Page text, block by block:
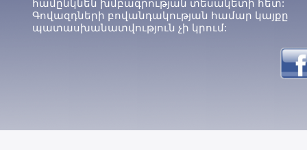
համընկնեն խմբագրության տեսակետի հետ:
Գովազդների բովանդակության համար կայքը
պատասխանատվություն չի կրում: